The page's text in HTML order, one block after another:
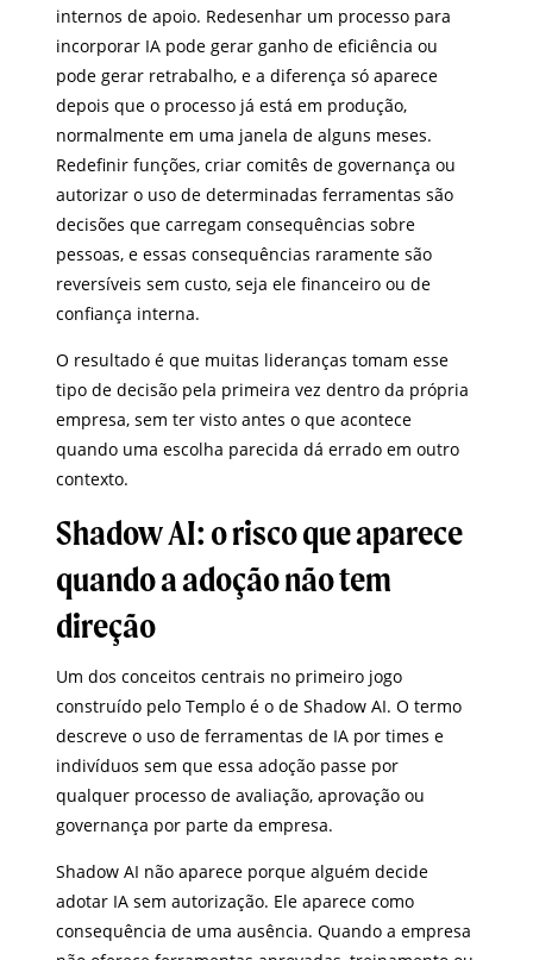
internos de apoio. Redesenhar um processo para
incorporar IA pode gerar ganho de eficiência ou
pode gerar retrabalho, e a diferença só aparece
depois que o processo já está em produção,
normalmente em uma janela de alguns meses.
Redefinir funções, criar comitês de governança ou
autorizar o uso de determinadas ferramentas são
decisões que carregam consequências sobre
pessoas, e essas consequências raramente são
reversíveis sem custo, seja ele financeiro ou de
confiança interna.
O resultado é que muitas lideranças tomam esse
tipo de decisão pela primeira vez dentro da própria
empresa, sem ter visto antes o que acontece
quando uma escolha parecida dá errado em outro
contexto.
Shadow AI: o risco que aparece
quando a adoção não tem
direção
Um dos conceitos centrais no primeiro jogo
construído pelo Templo é o de Shadow AI. O termo
descreve o uso de ferramentas de IA por times e
indivíduos sem que essa adoção passe por
qualquer processo de avaliação, aprovação ou
governança por parte da empresa.
Shadow AI não aparece porque alguém decide
adotar IA sem autorização. Ele aparece como
consequência de uma ausência. Quando a empresa